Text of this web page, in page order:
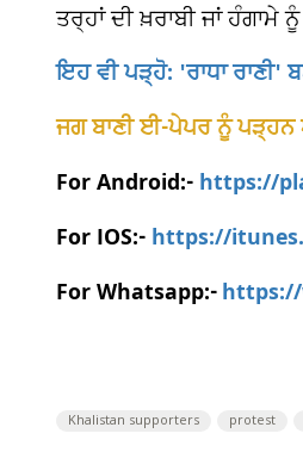
ਤਰ੍ਹਾਂ ਦੀ ਖ਼ਰਾਬੀ ਜਾਂ
ਇਹ ਵੀ ਪੜ੍ਹੋ: 'ਰਾਧਾ ਰਾਣੀ'
ਜਗ ਬਾਣੀ ਈ-ਪੇਪਰ ਨੂੰ
For Android:-https://
For IOS:-https://
For Whatsapp:-https://
Khalistan supporters protest